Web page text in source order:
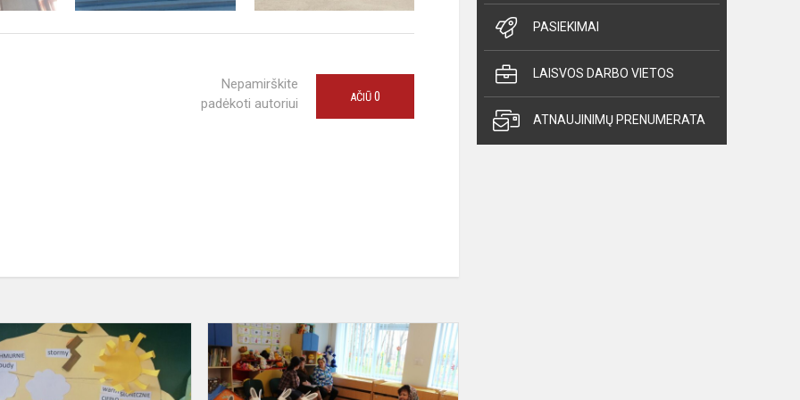
Nepamirškite
padėkoti autoriui
AČIŪ 0
Integruota
anglų
kalbos
ir
Velykų
staigmena
PASIEKIMAI
LAISVOS DARBO VIETOS
ATNAUJINIMŲ PRENUMERATA